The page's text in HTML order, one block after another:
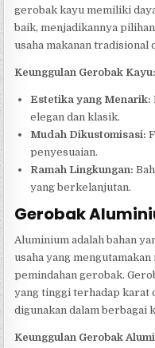
gerobak kayu memiliki
baik, menjadikannya
usaha makanan tradisional
Keunggulan Gerobak Kayu:
Estetika yang Menarik:
elegan dan klasik.
Mudah Dikustomisasi:
penyesuaian.
Ramah Lingkungan:
yang berkelanjutan.
Gerobak
Aluminium adalah bahan
usaha yang
pemindahan gerobak.
yang tinggi terhadap karat
digunakan dalam berbagai
Keunggulan Gerobak